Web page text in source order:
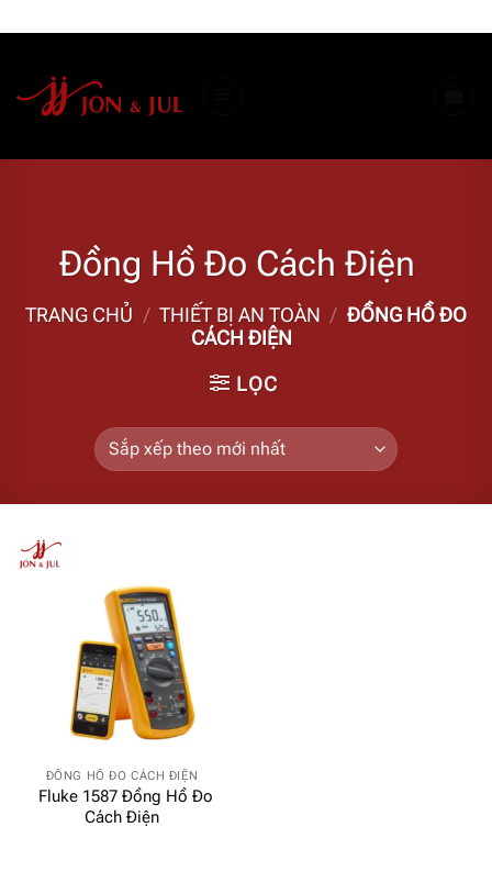
dung
Đồng Hồ Đo Cách Điện
TRANG CHỦ / THIẾT BỊ AN TOÀN / ĐỒNG HỒ ĐO
CÁCH ĐIỆN
LỌC
ĐỒNG HỒ ĐO CÁCH ĐIỆN
Fluke 1587 Đồng Hồ Đo
Cách Điện